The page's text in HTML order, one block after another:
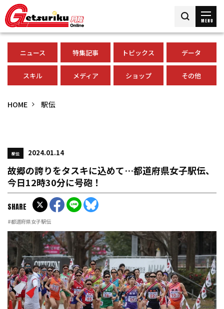
MENU
ニュース 特集記事 トピックス データ
スキル メディア ショップ その他
HOME 駅伝
駅伝 2024.01.14
故郷の誇りをタスキに込めて…都道府県女子駅伝、
今日12時30分に号砲！
#都道府県女子駅伝
SHARE